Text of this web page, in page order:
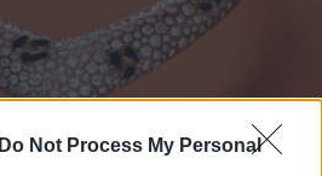
Do Not Process My Personal